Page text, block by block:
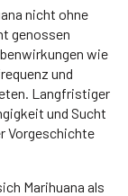
nicht ohne
genossen
wie
und
Langfristiger
und Sucht
Vorgeschichte
Marihuana als